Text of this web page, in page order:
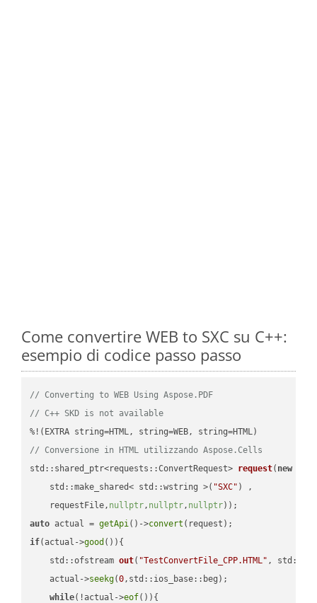
Come convertire WEB to SXC su C++:
esempio di codice passo passo
// Converting to WEB Using Aspose.PDF
// C++ SKD is not available
// Conversione in HTML utilizzando Aspose.Cells
std::shared_ptr<requests::ConvertRequest> request( new
    std::make_shared< std::wstring >(
"SXC" ) ,
    requestFile,
nullptr, nullptr, nullptr))
auto actual = getApi()->convert
if(actual->good ()){
std::ofstream out( "TestConvertFile_CPP.HTML" ,
    actual->
seekg(0,std::ios_base::beg);
while(!actual->eof()){